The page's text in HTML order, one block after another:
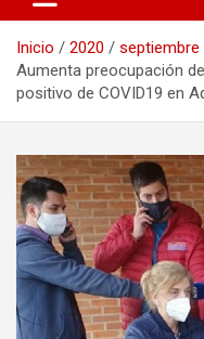
Inicio 2020 septiembre
Aumenta preocupación
positivo de COVID19 en